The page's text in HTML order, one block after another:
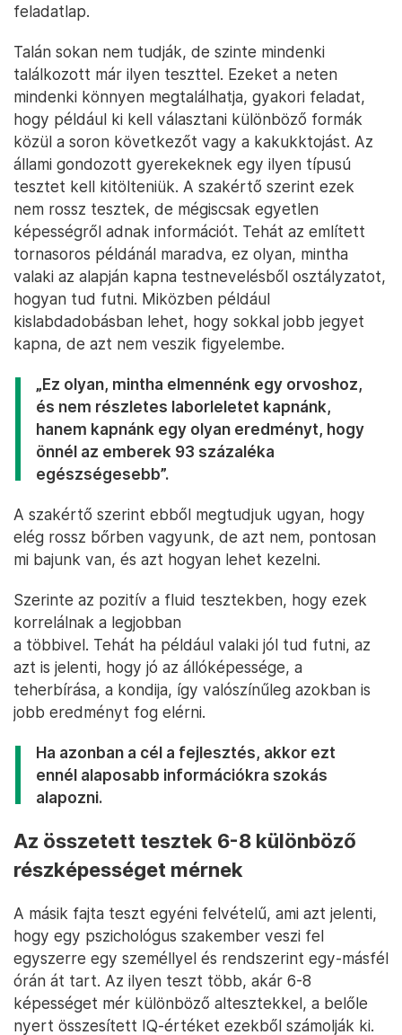
feladatlap.
Talán sokan nem tudják, de szinte mindenki
találkozott már ilyen teszttel. Ezeket a neten
mindenki könnyen megtalálhatja, gyakori feladat,
hogy például ki kell választani különböző formák
közül a soron következőt vagy a kakukktojást. Az
állami gondozott gyerekeknek egy ilyen típusú
tesztet kell kitölteniük. A szakértő szerint ezek
nem rossz tesztek, de mégiscsak egyetlen
képességről adnak információt. Tehát az említett
tornasoros példánál maradva, ez olyan, mintha
valaki az alapján kapna testnevelésből osztályzatot,
hogyan tud futni. Miközben például
kislabdadobásban lehet, hogy sokkal jobb jegyet
kapna, de azt nem veszik figyelembe.
„Ez olyan, mintha elmennénk egy orvoshoz,
és nem részletes laborleletet kapnánk,
hanem kapnánk egy olyan eredményt, hogy
önnél az emberek 93 százaléka
egészségesebb”.
A szakértő szerint ebből megtudjuk ugyan, hogy
elég rossz bőrben vagyunk, de azt nem, pontosan
mi bajunk van, és azt hogyan lehet kezelni.
Szerinte az pozitív a fluid tesztekben, hogy ezek
korrelálnak a legjobban
a többivel. Tehát ha például valaki jól tud futni, az
azt is jelenti, hogy jó az állóképessége, a
teherbírása, a kondija, így valószínűleg azokban is
jobb eredményt fog elérni.
Ha azonban a cél a fejlesztés, akkor ezt
ennél alaposabb információkra szokás
alapozni.
Az összetett tesztek 6-8 különböző
részképességet mérnek
A másik fajta teszt egyéni felvételű, ami azt jelenti,
hogy egy pszichológus szakember veszi fel
egyszerre egy személlyel és rendszerint egy-másfél
órán át tart. Az ilyen teszt több, akár 6-8
képességet mér különböző altesztekkel, a belőle
nyert összesített IQ-értéket ezekből számolják ki.